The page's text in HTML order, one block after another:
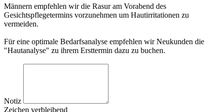
Männern empfehlen wir die Rasur am Vorabend des
Gesichtspflegetermins vorzunehmen um Hautirritationen zu
vermeiden.
Für eine optimale Bedarfsanalyse empfehlen wir Neukunden die
"Hautanalyse" zu ihrem Ersttermin dazu zu buchen.
Notiz
Zeichen verbleibend